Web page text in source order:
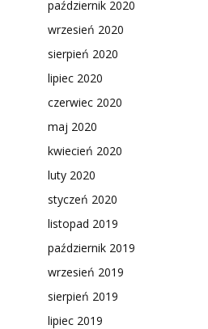
październik 2020
wrzesień 2020
sierpień 2020
lipiec 2020
czerwiec 2020
maj 2020
kwiecień 2020
luty 2020
styczeń 2020
listopad 2019
październik 2019
wrzesień 2019
sierpień 2019
lipiec 2019